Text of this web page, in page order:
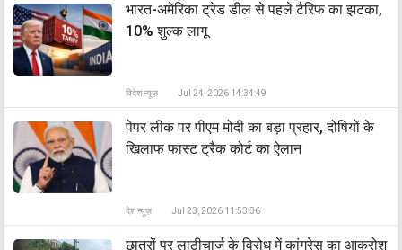
भारत-अमेरिका ट्रेड डील से पहले टैरिफ का झटका,
10% शुल्क लागू
विदेश न्यूज़ Jul 24, 2026 14:34:49
पेपर लीक पर पीएम मोदी का बड़ा प्रहार, दोषियों के
खिलाफ फास्ट ट्रैक कोर्ट का ऐलान
देश न्यूज़ Jul 23, 2026 11:53:36
छात्रों पर लाठीचार्ज के विरोध में कांग्रेस का आक्रोश